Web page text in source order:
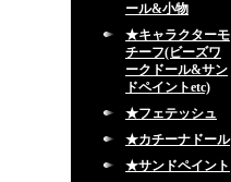
ール&小物
★キャラクターモ
チーフ(ビーズワ
ークドール&サン
ドペイントetc)
★フェテッシュ
★カチーナドール
★サンドペイント